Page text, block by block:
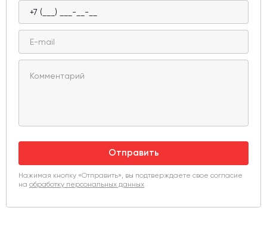
Отправить
Нажимая кнопку «Отправить», вы подтверждаете свое согласие
на обработку персональных данных